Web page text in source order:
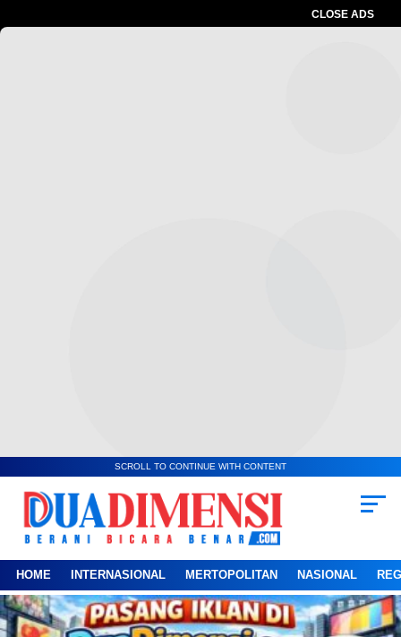
CLOSE ADS
SCROLL TO CONTINUE WITH CONTENT
HOME INTERNASIONAL MERTOPOLITAN NASIONAL